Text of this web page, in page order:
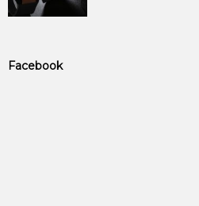
Facebook